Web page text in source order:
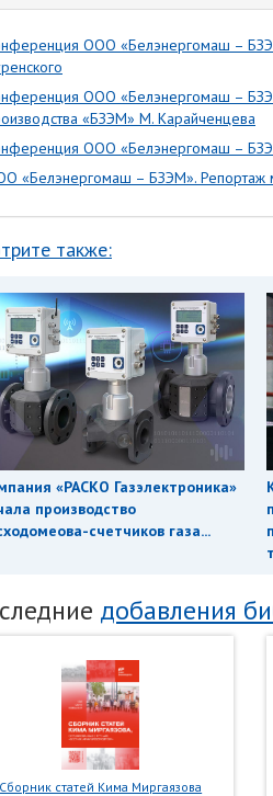
ООО «Белэнергомаш –
ООО «Белэнергомаш –
«БЗЭМ» М. Карайченцева
ООО «Белэнергомаш –
«Белэнергомаш – БЗЭМ». Репортаж
также:
«РАСКО Газэлектроника»
производство
счетчиков газа...
добавления
Сборник статей Кима Миргаязова